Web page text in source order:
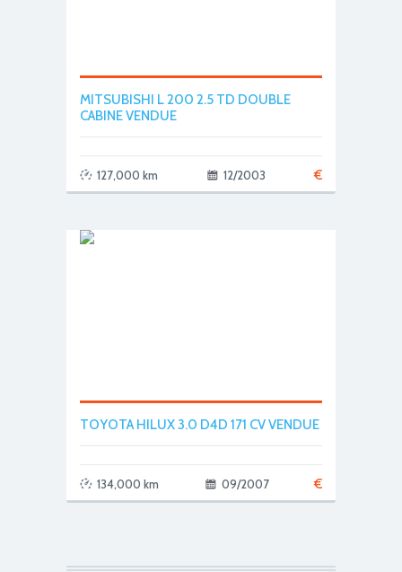
MITSUBISHI L 200 2.5 TD DOUBLE
CABINE VENDUE
€
127,000 km 12/2003
TOYOTA HILUX 3.0 D4D 171 CV VENDUE
€
134,000 km 09/2007